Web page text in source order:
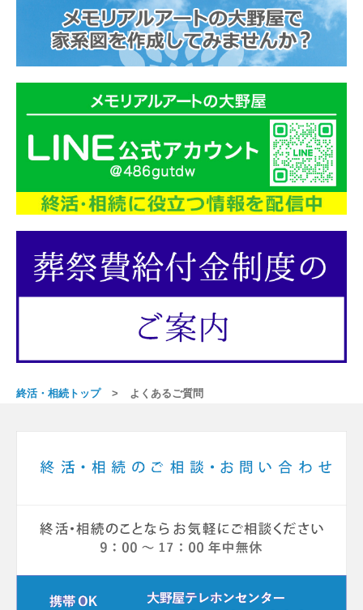
終活・相続トップ よくあるご質問